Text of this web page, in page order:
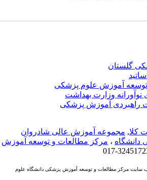
گلستان
آموزش علوم پزشکی
وزارت بهداشت
آموزش پزشکی
,مجموعه آموزش عالی شادروان
، مرکز مطالعات و توسعه آموزش
مرکز مطالعات و توسعه آموزش پزشکی دانشگاه علوم